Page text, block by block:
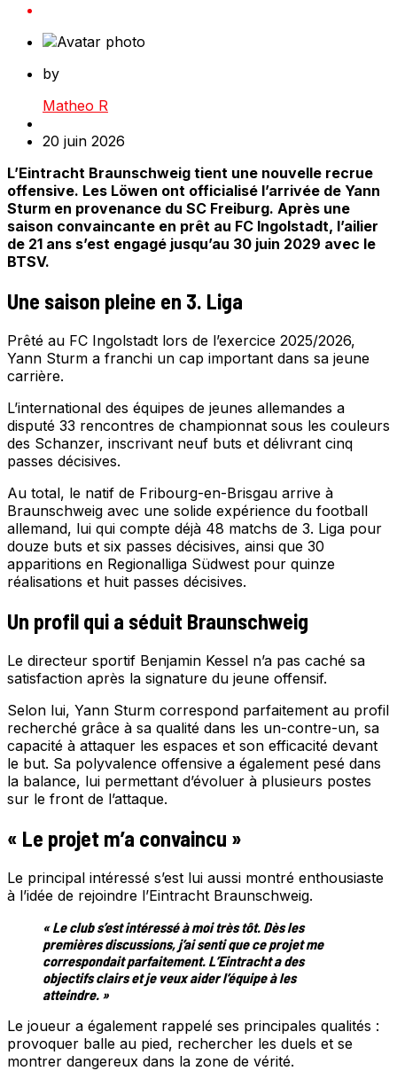
by
Matheo R
20 juin 2026
L’Eintracht Braunschweig tient une nouvelle recrue
offensive. Les Löwen ont officialisé l’arrivée de Yann
Sturm en provenance du SC Freiburg. Après une
saison convaincante en prêt au FC Ingolstadt, l’ailier
de 21 ans s’est engagé jusqu’au 30 juin 2029 avec le
BTSV.
Une saison pleine en 3. Liga
Prêté au FC Ingolstadt lors de l’exercice 2025/2026,
Yann Sturm a franchi un cap important dans sa jeune
carrière.
L’international des équipes de jeunes allemandes a
disputé 33 rencontres de championnat sous les couleurs
des Schanzer, inscrivant neuf buts et délivrant cinq
passes décisives.
Au total, le natif de Fribourg-en-Brisgau arrive à
Braunschweig avec une solide expérience du football
allemand, lui qui compte déjà 48 matchs de 3. Liga pour
douze buts et six passes décisives, ainsi que 30
apparitions en Regionalliga Südwest pour quinze
réalisations et huit passes décisives.
Un profil qui a séduit Braunschweig
Le directeur sportif Benjamin Kessel n’a pas caché sa
satisfaction après la signature du jeune offensif.
Selon lui, Yann Sturm correspond parfaitement au profil
recherché grâce à sa qualité dans les un-contre-un, sa
capacité à attaquer les espaces et son efficacité devant
le but. Sa polyvalence offensive a également pesé dans
la balance, lui permettant d’évoluer à plusieurs postes
sur le front de l’attaque.
« Le projet m’a convaincu »
Le principal intéressé s’est lui aussi montré enthousiaste
à l’idée de rejoindre l’Eintracht Braunschweig.
« Le club s’est intéressé à moi très tôt. Dès les
premières discussions, j’ai senti que ce projet me
correspondait parfaitement. L’Eintracht a des
objectifs clairs et je veux aider l’équipe à les
atteindre. »
Le joueur a également rappelé ses principales qualités :
provoquer balle au pied, rechercher les duels et se
montrer dangereux dans la zone de vérité.